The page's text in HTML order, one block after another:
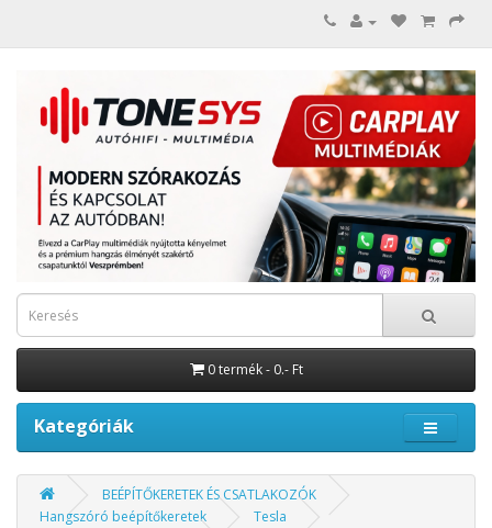
0 termék - 0.- Ft
Kategóriák
BEÉPÍTŐKERETEK ÉS CSATLAKOZÓK
Hangszóró beépítőkeretek
Tesla